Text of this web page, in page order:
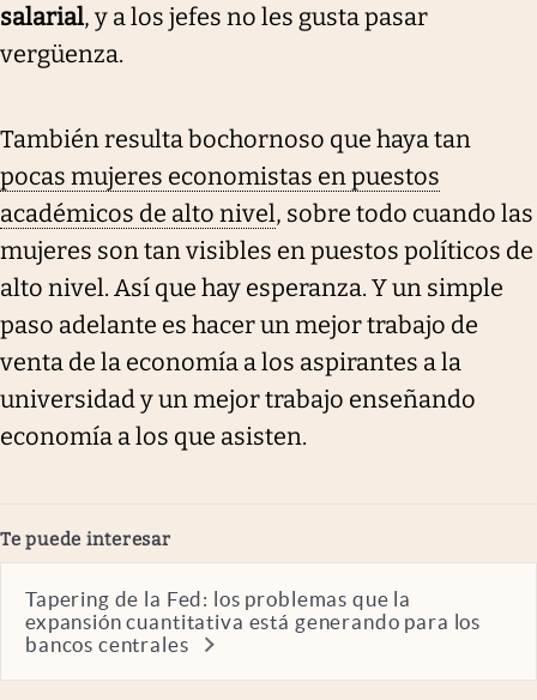
salarial, y a los jefes no les gusta pasar
vergüenza.
También resulta bochornoso que haya tan
pocas mujeres economistas en puestos
académicos de alto nivel, sobre todo cuando las
mujeres son tan visibles en puestos políticos de
alto nivel. Así que hay esperanza. Y un simple
paso adelante es hacer un mejor trabajo de
venta de la economía a los aspirantes a la
universidad y un mejor trabajo enseñando
economía a los que asisten.
Te puede interesar
Tapering de la Fed: los problemas que la
expansión cuantitativa está generando para los
bancos centrales